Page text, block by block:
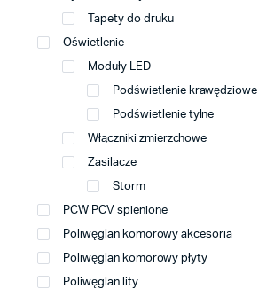
Tapety do druku
Oświetlenie
Moduły LED
Podświetlenie krawędziowe
Podświetlenie tylne
Włączniki zmierzchowe
Zasilacze
Storm
PCW PCV spienione
Poliwęglan komorowy akcesoria
Poliwęglan komorowy płyty
Poliwęglan lity